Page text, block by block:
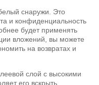
снаружи. Это
и конфиденциальность
будет применять
вложений, вы можете
на возвратах и
слой с высокими
его вскрыть